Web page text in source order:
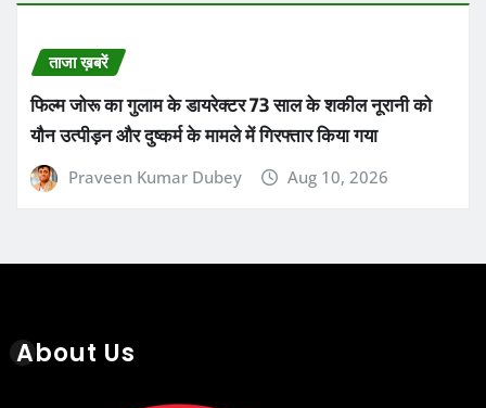
ताजा ख़बरें
फिल्म जोरू का गुलाम के डायरेक्टर 73 साल के शकील नूरानी को
यौन उत्पीड़न और दुष्कर्म के मामले में गिरफ्तार किया गया
Praveen Kumar Dubey Aug 10, 2026
About Us